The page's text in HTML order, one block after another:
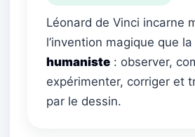
Léonard de Vinci incarne
l’invention magique que la
humaniste : observer,
expérimenter, corriger et
par le dessin.